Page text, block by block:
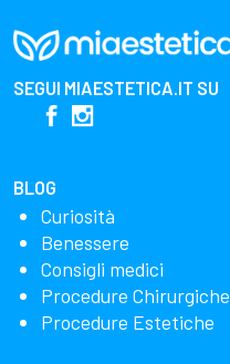
SEGUI MIAESTETICA.IT SU
BLOG
Curiosità
Benessere
Consigli medici
Procedure Chirurgiche
Procedure Estetiche